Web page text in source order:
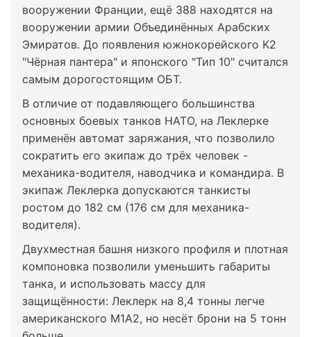
вооружении Франции, ещё 388 находятся на
вооружении армии Объединённых Арабских
Эмиратов. До появления южнокорейского K2
"Чёрная пантера" и японского "Тип 10" считался
самым дорогостоящим ОБТ.
В отличие от подавляющего большинства
основных боевых танков НАТО, на Леклерке
применён автомат заряжания, что позволило
сократить его экипаж до трёх человек -
механика-водителя, наводчика и командира. В
экипаж Леклерка допускаются танкисты
ростом до 182 см (176 см для механика-
водителя).
Двухместная башня низкого профиля и плотная
компоновка позволили уменьшить габариты
танка, и использовать массу для
защищённости: Леклерк на 8,4 тонны легче
американского М1А2, но несёт брони на 5 тонн